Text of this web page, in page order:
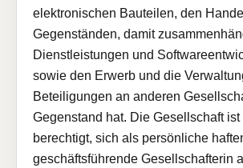
elektronischen Bauteilen, den
Gegenständen, damit
Dienstleistungen und
sowie den Erwerb und die
Beteiligungen an anderen
Gegenstand hat. Die Gesellschaft
berechtigt, sich als persönliche
geschäftsführende Gesellschafterin